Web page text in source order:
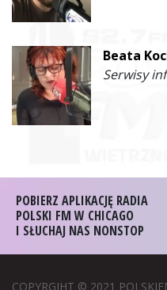
Beata
Serwisy
POBIERZ APLIKACJĘ RADIA
POLSKI FM W CHICAGO
I SŁUCHAJ NAS NONSTOP
COPYRGIHT © 2021